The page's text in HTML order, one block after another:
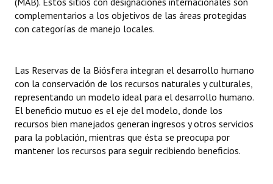
complementarios a los objetivos de las áreas protegidas
con categorías de manejo locales.
Las Reservas de la Biósfera integran el desarrollo humano
con la conservación de los recursos naturales y culturales,
representando un modelo ideal para el desarrollo humano.
El beneficio mutuo es el eje del modelo, donde los
recursos bien manejados generan ingresos y otros servicios
para la población, mientras que ésta se preocupa por
mantener los recursos para seguir recibiendo beneficios.